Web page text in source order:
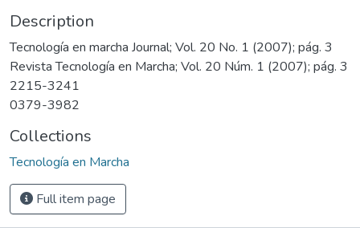
Description
Tecnología en marcha Journal; Vol. 20 No. 1 (2007); pág. 3
Revista Tecnología en Marcha; Vol. 20 Núm. 1 (2007); pág. 3
2215-3241
0379-3982
Collections
Tecnología en Marcha
Full item page